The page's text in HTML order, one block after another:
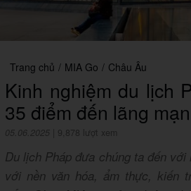
Trang chủ / MIA Go / Châu Âu
Kinh nghiệm du lịch
35 điểm đến lãng
05.06.2025 9,878 lượt xem
Du lịch Pháp đưa chúng ta đến
với nền văn hóa, ẩm thực, kiến